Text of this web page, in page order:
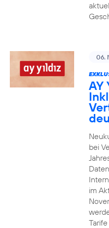
06.
AY
bei
im